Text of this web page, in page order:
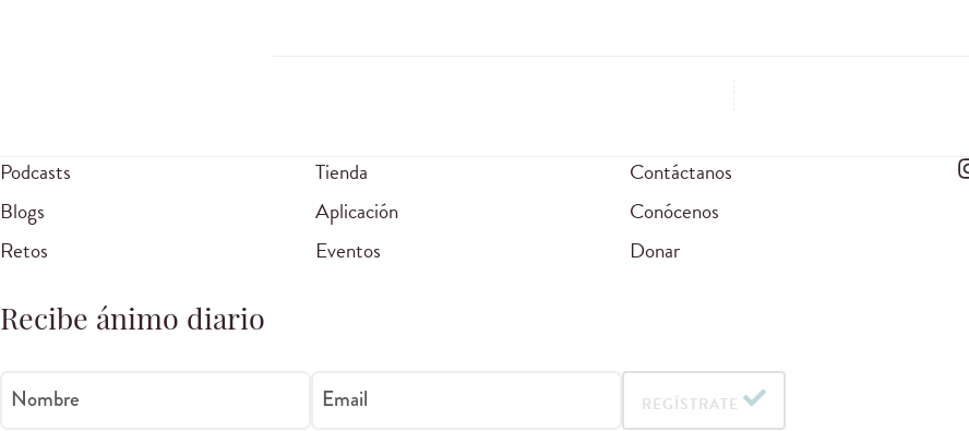
Podcasts
Blogs
Retos
Tienda
Aplicación
Eventos
Contáctanos
Conócenos
Donar
Recibe ánimo diario
Nombre Email REGÍSTRATE